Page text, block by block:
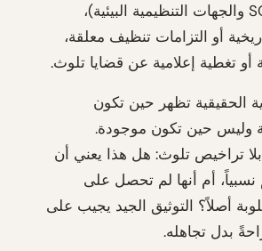
متطلبات SOCPA والجهات التنظيمية البيئية)،
أو التزامات تنظيف معلقة،
تغطية إعلامية عن قضايا تلوث.
الحقيقية تظهر حين تكون
وليس حين تكون موجودة.
تراخيص تلوث: هل هذا يعني أن
نسبياً، أم أنها لم تحصل على
أصلاً؟ التوثيق الجيد يجيب على
بدل تجاهله.